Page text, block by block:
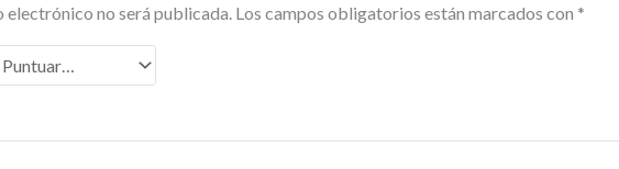
electrónico no será publicada. Los campos obligatorios están marcados con *